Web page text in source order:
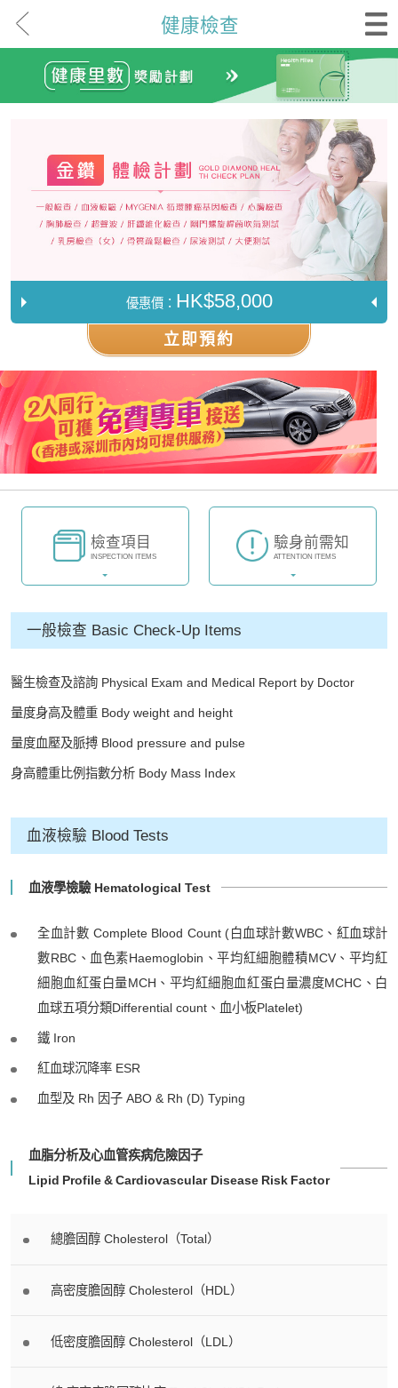
健康檢查
優惠價： HK$58,000
立即預約
檢查項目
INSPECTION ITEMS
驗身前需知
ATTENTION ITEMS
一般檢查 Basic Check-Up Items
醫生檢查及諮詢 Physical Exam and Medical Report by Doctor
量度身高及體重 Body weight and height
量度血壓及脈搏 Blood pressure and pulse
身高體重比例指數分析 Body Mass Index
血液檢驗 Blood Tests
血液學檢驗 Hematological Test
全血計數 Complete Blood Count (白血球計數WBC、紅血球計
數RBC、血色素Haemoglobin、平均紅細胞體積MCV、平均紅
細胞血紅蛋白量MCH、平均紅細胞血紅蛋白量濃度MCHC、白
血球五項分類Differential count、血小板Platelet)
鐵 Iron
紅血球沉降率 ESR
血型及 Rh 因子 ABO & Rh (D) Typing
血脂分析及心血管疾病危險因子
Lipid Profile & Cardiovascular Disease Risk Factor
總膽固醇 Cholesterol（Total）
高密度膽固醇 Cholesterol（HDL）
低密度膽固醇 Cholesterol（LDL）